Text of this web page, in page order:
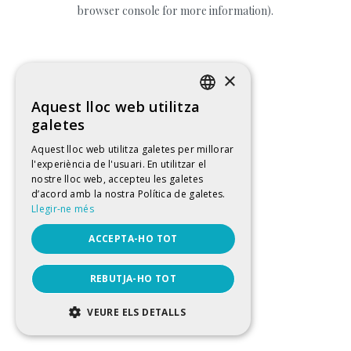
browser console for more information).
ENGLISH
FRENCH
×
Aquest lloc web utilitza
galetes
Aquest lloc web utilitza galetes per millorar
l'experiència de l'usuari. En utilitzar el
nostre lloc web, accepteu les galetes
d’acord amb la nostra Política de galetes.
Llegir-ne més
ACCEPTA-HO TOT
REBUTJA-HO TOT
VEURE ELS DETALLS
ESTRICTAMENT NECESSÀRIES